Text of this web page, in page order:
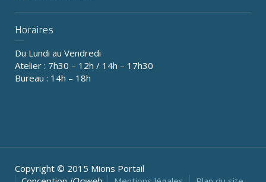
Horaires
Du Lundi au Vendredi
Atelier : 7h30 – 12h / 14h – 17h30
Bureau : 14h – 18h
Copyright © 2015 Mions Portail